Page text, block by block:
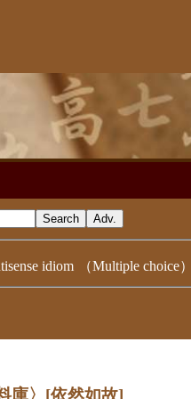
idiom （Multiple choice）
庫〉 [依然如故]